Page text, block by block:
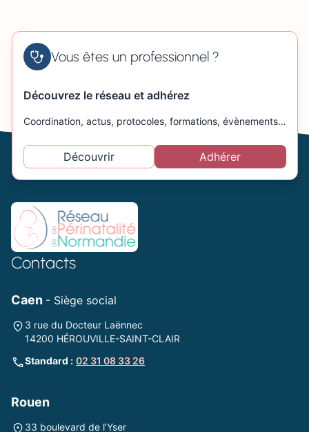
Vous êtes un professionnel ?
Découvrez le réseau et adhérez
Coordination, actus, protocoles, formations, évènements…
Découvrir Adhérer
Contacts
Caen - Siège social
3 rue du Docteur Laënnec
14200 HÉROUVILLE-SAINT-CLAIR
Standard : 02 31 08 33 26
Rouen
33 boulevard de l’Yser